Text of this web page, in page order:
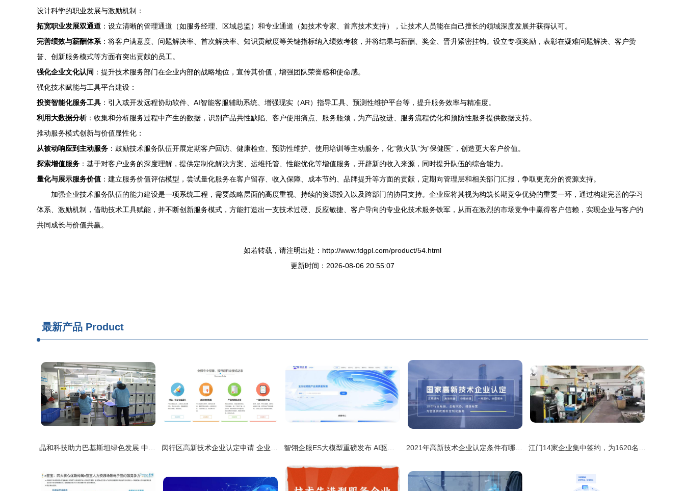
设计科学的职业发展与激励机制：
拓宽职业发展双通道 ：设立清晰的管理通道（如服务经理、区域总监）和专业通道（如技术专家、首席技术支持），让技术人员能在自己擅长的领域深度发展并获得认可。
完善绩效与薪酬体系 ：将客户满意度、问题解决率、首次解决率、知识贡献度等关键指标纳入绩效考核，并将结果与薪酬、奖金、晋升紧密挂钩。设立专项奖励，表彰在疑难问题解决、客户赞
誉、创新服务模式等方面有突出贡献的员工。
强化企业文化认同 ：提升技术服务部门在企业内部的战略地位，宣传其价值，增强团队荣誉感和使命感。
强化技术赋能与工具平台建设：
投资智能化服务工具 ：引入或开发远程协助软件、AI智能客服辅助系统、增强现实（AR）指导工具、预测性维护平台等，提升服务效率与精准度。
利用大数据分析：收集和分析服务过程中产生的数据，识别产品共性缺陷、客户使用痛点、服务瓶颈，为产品改进、服务流程优化和预防性服务提供数据支持。
推动服务模式创新与价值显性化：
从被动响应到主动服务 ：鼓励技术服务队伍开展定期客户回访、健康检查、预防性维护、使用培训等主动服务，化“救火队”为“保健医”，创造更大客户价值。
探索增值服务 ：基于对客户业务的深度理解，提供定制化解决方案、运维托管、性能优化等增值服务，开辟新的收入来源，同时提升队伍的综合能力。
量化与展示服务价值 ：建立服务价值评估模型，尝试量化服务在客户留存、收入保障、成本节约、品牌提升等方面的贡献，定期向管理层和相关部门汇报，争取更充分的资源支持。
加强企业技术服务队伍的能力建设是一项系统工程，需要战略层面的高度重视、持续的资源投入以及跨部门的协同支持。企业应将其视为构筑长期竞争优势的重要一环，通过构建完善的学习
体系、激励机制，借助技术工具赋能，并不断创新服务模式，方能打造出一支技术过硬、反应敏捷、客户导向的专业化技术服务铁军，从而在激烈的市场竞争中赢得客户信赖，实现企业与客户的
共同成长与价值共赢。
如若转载，请注明出处：http://www.fdgpl.com/product/54.html
更新时间：2026-08-06 20:55:07
最新产品 Product